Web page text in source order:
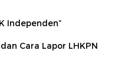
Independen”
Cara Lapor LHKPN